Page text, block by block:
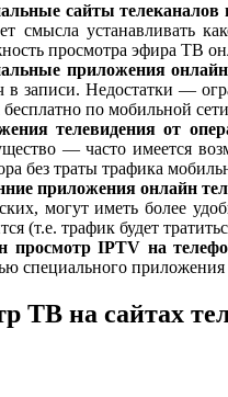
сайты
смысла устанавливать
просмотра эфира ТВ
приложения
в записи. Недостатки —
по мобильной
телевидения от
— часто имеется
без траты трафика
приложения онлайн
могут иметь более
(т.е. трафик будет
просмотр IPTV на
специального приложения
ТВ на сайтах